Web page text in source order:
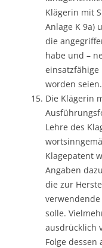
Klägerin mit
Anlage K 9a)
die
habe und –
einsatzfähige
worden seien.
Die Klägerin
Lehre des
Klagepatent
Angaben
die zur
solle.
ausdrücklich
Folge